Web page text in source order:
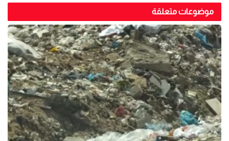
موضوعات متعلقة